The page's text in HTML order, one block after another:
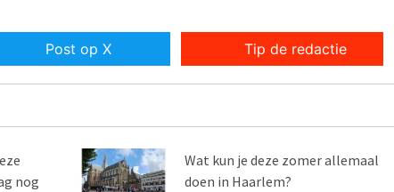
Post op X Tip de redactie
nog
Wat kun je deze zomer allemaal
doen in Haarlem?